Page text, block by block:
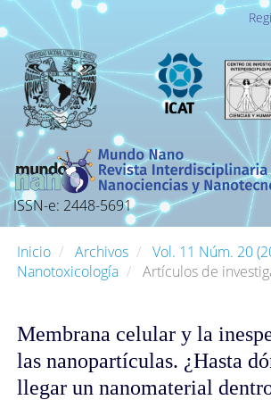
Navegación
principal
Contenido
principal
Barra
lateral
ISSN-e: 2448-5691
Inicio Archivos
Vol. 11 Núm. 20
Nanotoxicología
Artículos de
Membrana celular y la
las nanopartículas. ¿Hasta
llegar un nanomaterial